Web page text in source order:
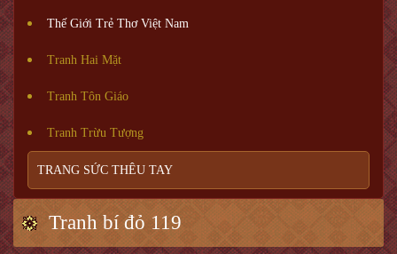
Thế Giới Trẻ Thơ Việt Nam
Tranh Hai Mặt
Tranh Tôn Giáo
Tranh Trừu Tượng
TRANG SỨC THÊU TAY
Tranh bí đỏ 119